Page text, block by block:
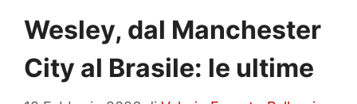
Wesley, dal Manchester
City al Brasile: le ultime